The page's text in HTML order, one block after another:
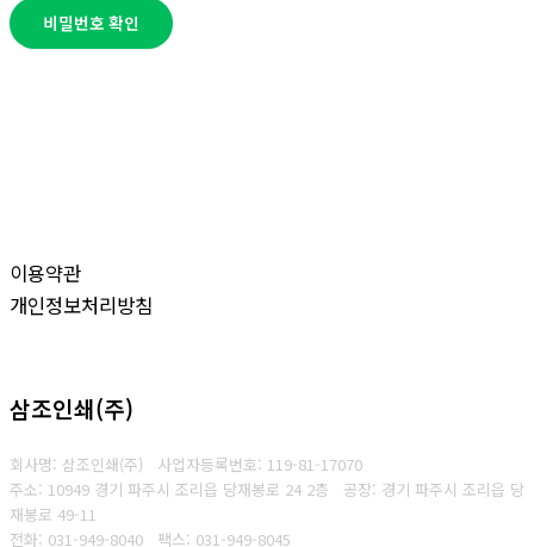
비밀번호 확인
이용약관
개인정보처리방침
삼조인쇄(주)
회사명: 삼조인쇄(주) 사업자등록번호: 119-81-17070
주소: 10949 경기 파주시 조리읍 당재봉로 24 2층 공장: 경기 파주시 조리읍 당
재봉로 49-11
전화: 031-949-8040
팩스: 031-949-8045